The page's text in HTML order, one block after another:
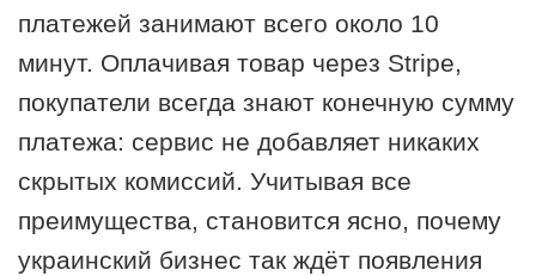
платежей занимают всего около 10
минут. Оплачивая товар через Stripe,
покупатели всегда знают конечную сумму
платежа: сервис не добавляет никаких
скрытых комиссий. Учитывая все
преимущества, становится ясно, почему
украинский бизнес так ждёт появления